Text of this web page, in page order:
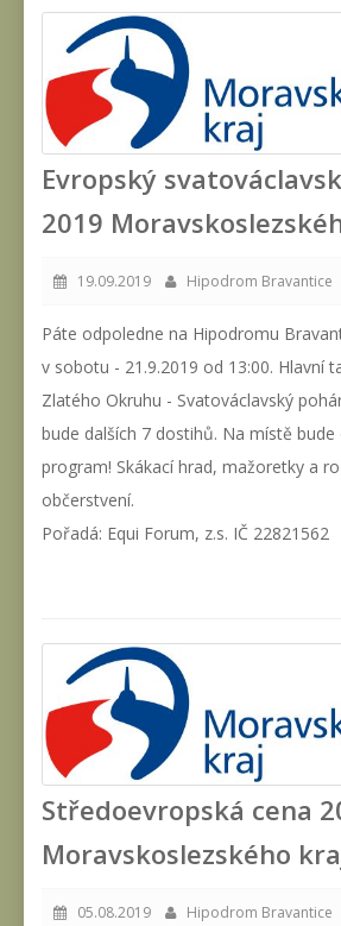
Evropský
2019
19.09.2019 Hipodrom Bravantice
Páte odpoledne na Hipodromu
v sobotu - 21.9.2019 od 13:00. Hlavní
Zlatého Okruhu - Svatováclavský
bude dalších 7 dostihů. Na místě
program! Skákací hrad, mažoretky a
občerstvení.
Pořadá: Equi Forum, z.s. IČ 22821562
Středoevropská cena
Moravskoslezského
05.08.2019 Hipodrom Bravantice